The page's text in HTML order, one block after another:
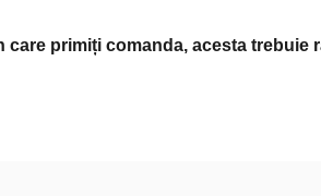
primiți comanda, acesta